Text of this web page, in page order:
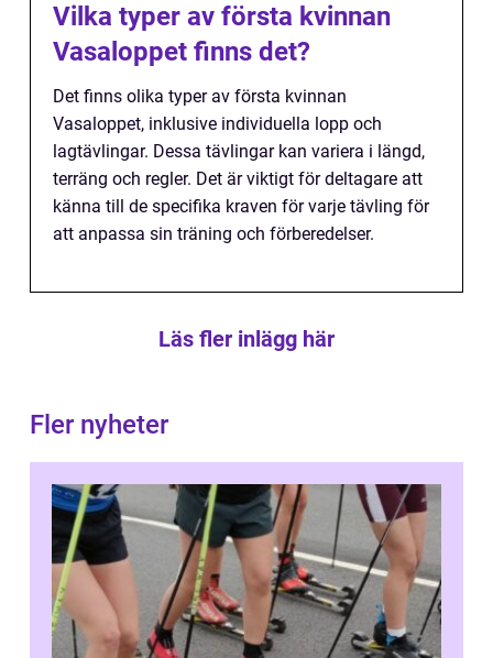
Vilka typer av första kvinnan
Vasaloppet finns det?
Det finns olika typer av första kvinnan
Vasaloppet, inklusive individuella lopp och
lagtävlingar. Dessa tävlingar kan variera i längd,
terräng och regler. Det är viktigt för deltagare att
känna till de specifika kraven för varje tävling för
att anpassa sin träning och förberedelser.
Läs fler inlägg här
Fler nyheter